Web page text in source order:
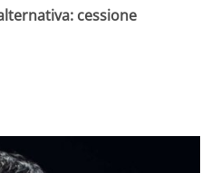
cessione